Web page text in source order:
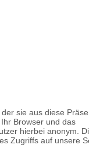
sie aus diese
Browser und das
hierbei anonym.
Zugriffs auf unsere